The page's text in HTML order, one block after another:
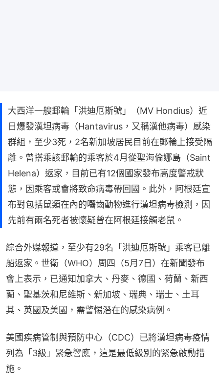
大西洋一艘郵輪「洪迪厄斯號」（MV Hondius）近
日爆發漢坦病毒（Hantavirus，又稱漢他病毒）感染
群組，至少3死，2名新加坡居民目前在郵輪上接受隔
離。曾搭乘該郵輪的乘客於4月從聖海倫娜島（Saint
Helena）返家，目前已有12個國家發布高度警戒狀
態，因乘客或會將致命病毒帶回國。此外，阿根廷宣
布對包括鼠類在內的囓齒動物進行漢坦病毒檢測，因
先前有兩名死者被懷疑曾在阿根廷接觸老鼠。
綜合外媒報道，至少有29名「洪迪厄斯號」乘客已離
船返家。世衛（WHO）周四（5月7日）在新聞發布
會上表示，已通知加拿大、丹麥、德國、荷蘭、新西
蘭、聖基茨和尼維斯、新加坡、瑞典、瑞士、土耳
其、英國及美國，需警惕潛在的感染病例。
美國疾病管制與預防中心（CDC）已將漢坦病毒疫情
列為「3級」緊急響應，這是最低級別的緊急啟動措
施。